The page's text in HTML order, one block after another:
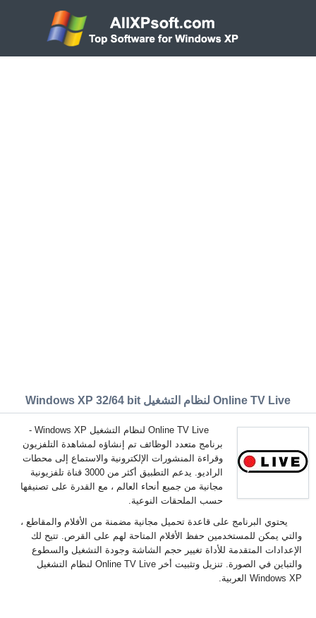
Online TV Live لنظام التشغيل Windows XP 32/64 bit
Online TV Live لنظام التشغيل Windows XP -
برنامج متعدد الوظائف تم إنشاؤه لمشاهدة التلفزيون
وقراءة المنشورات الإلكترونية والاستماع إلى محطات
الراديو. يدعم التطبيق أكثر من 3000 قناة تلفزيونية
مجانية من جميع أنحاء العالم ، مع القدرة على تصنيفها
حسب الملحقات النوعية.
يحتوي البرنامج على قاعدة تحميل مجانية مضمنة من الأفلام والمقاطع ،
والتي يمكن للمستخدمين حفظ الأفلام المتاحة لهم على القرص. تتيح لك
الإعدادات المتقدمة للأداة تغيير حجم الشاشة وجودة التشغيل والسطوع
والتباين في الصورة. تنزيل وتثبيت أخر Online TV Live لنظام التشغيل
Windows XP العربية.